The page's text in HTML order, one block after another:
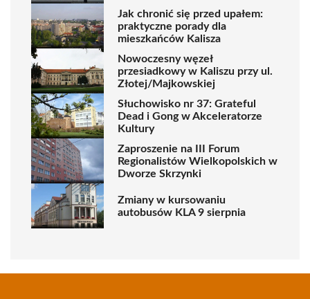
Jak chronić się przed upałem:
praktyczne porady dla
mieszkańców Kalisza
Nowoczesny węzeł
przesiadkowy w Kaliszu przy ul.
Złotej/Majkowskiej
Słuchowisko nr 37: Grateful
Dead i Gong w Akceleratorze
Kultury
Zaproszenie na III Forum
Regionalistów Wielkopolskich w
Dworze Skrzynki
Zmiany w kursowaniu
autobusów KLA 9 sierpnia